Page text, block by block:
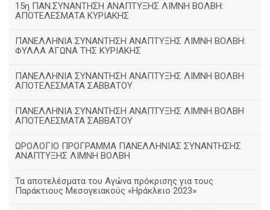
15η ΠΑΝ.ΣΥΝΑΝΤΗΣΗ ΑΝΑΠΤΥΞΗΣ ΛΙΜΝΗ ΒΟΛΒΗ:
ΑΠΟΤΕΛΕΣΜΑΤΑ ΚΥΡΙΑΚΗΣ
ΠΑΝΕΛΛΗΝΙΑ ΣΥΝΑΝΤΗΣΗ ΑΝΑΠΤΥΞΗΣ ΛΙΜΝΗ ΒΟΛΒΗ:
ΦΥΛΛΑ ΑΓΩΝΑ ΤΗΣ ΚΥΡΙΑΚΗΣ
ΠΑΝΕΛΛΗΝΙΑ ΣΥΝΑΝΤΗΣΗ ΑΝΑΠΤΥΞΗΣ ΛΙΜΝΗ ΒΟΛΒΗ
ΑΠΟΤΕΛΕΣΜΑΤΑ ΣΑΒΒΑΤΟΥ
ΠΑΝΕΛΛΗΝΙΑ ΣΥΝΑΝΤΗΣΗ ΑΝΑΠΤΥΞΗΣ ΛΙΜΝΗ ΒΟΛΒΗ
ΑΠΟΤΕΛΕΣΜΑΤΑ ΣΑΒΒΑΤΟΥ
ΩΡΟΛΟΓΙΟ ΠΡΟΓΡΑΜΜΑ ΠΑΝΕΛΛΗΝΙΑΣ ΣΥΝΑΝΤΗΣΗΣ
ΑΝΑΠΤΥΞΗΣ ΛΙΜΝΗ ΒΟΛΒΗ
Τα αποτελέσματα του Αγώνα πρόκρισης για τους
Παράκτιους Μεσογειακούς «Ηράκλειο 2023»